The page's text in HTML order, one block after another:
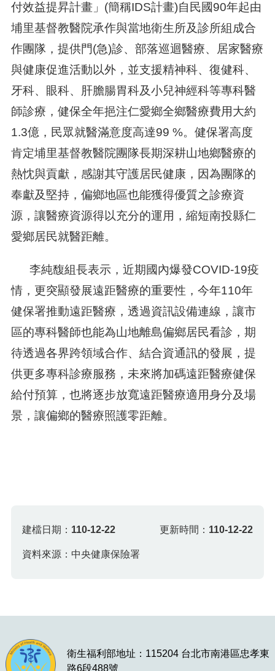
付效益提昇計畫」(簡稱IDS計畫)自民國90年起由
埔里基督教醫院承作與當地衛生所及診所組成合
作團隊，提供門(急)診、部落巡迴醫療、居家醫療
與健康促進活動以外，並支援精神科、復健科、
牙科、眼科、肝膽腸胃科及小兒神經科等專科醫
師診療，健保全年挹注仁愛鄉全鄉醫療費用大約
1.3億，民眾就醫滿意度高達99 %。健保署高度
肯定埔里基督教醫院團隊長期深耕山地鄉醫療的
熱忱與貢獻，感謝其守護居民健康，因為團隊的
奉獻及堅持，偏鄉地區也能獲得優質之診療資
源，讓醫療資源得以充分的運用，縮短南投縣仁
愛鄉居民就醫距離。
李純馥組長表示，近期國內爆發COVID-19疫
情，更突顯發展遠距醫療的重要性，今年110年
健保署推動遠距醫療，透過資訊設備連線，讓市
區的專科醫師也能為山地離島偏鄉居民看診，期
待透過各界跨領域合作、結合資通訊的發展，提
供更多專科診療服務，未來將加碼遠距醫療健保
給付預算，也將逐步放寬遠距醫療適用身分及場
景，讓偏鄉的醫療照護零距離。
建檔日期： 110-12-22 更新時間： 110-12-22
資料來源：中央健康保險署
衛生福利部地址：115204 台北市南港區忠孝東
路6段488號